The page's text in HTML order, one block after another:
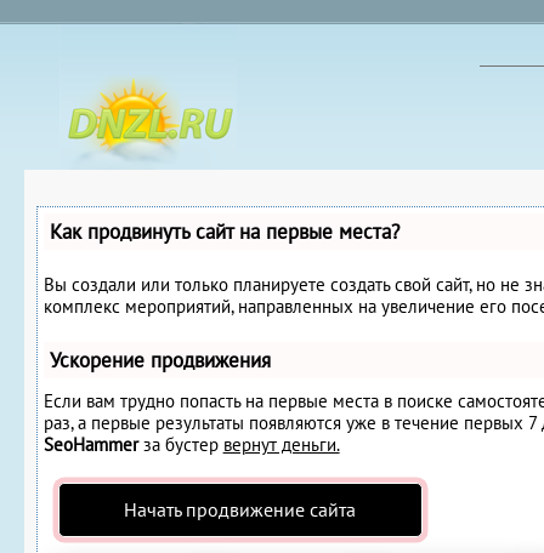
Как продвинуть сайт на первые места?
Вы создали или только планируете создать свой сайт, но не
комплекс мероприятий, направленных на увеличение его
Ускорение продвижения
Если вам трудно попасть на первые места в поиске
раз, а первые результаты появляются уже в течение первых
SeoHammerза бустер вернут деньги.
Начать продвижение сайта